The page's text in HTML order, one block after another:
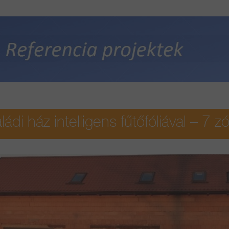
ház intelligens fűtőfóliával – 7